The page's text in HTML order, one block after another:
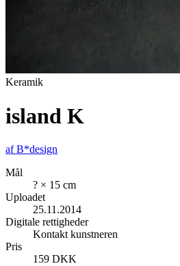
Keramik
island K
afB*design
Mål
? × 15 cm
Uploadet
25.11.2014
Digitale rettigheder
Kontakt kunstneren
Pris
159 DKK